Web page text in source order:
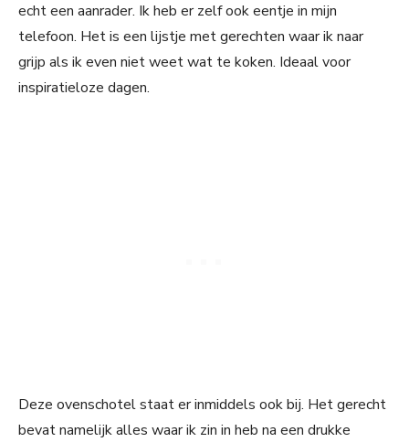
echt een aanrader. Ik heb er zelf ook eentje in mijn
telefoon. Het is een lijstje met gerechten waar ik naar
grijp als ik even niet weet wat te koken. Ideaal voor
inspiratieloze dagen.
Deze ovenschotel staat er inmiddels ook bij. Het gerecht
bevat namelijk alles waar ik zin in heb na een drukke